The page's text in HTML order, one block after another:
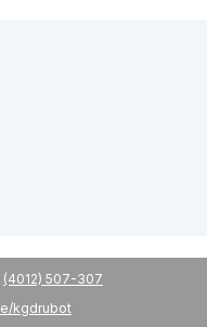
(4012) 507-307
kgdrubot